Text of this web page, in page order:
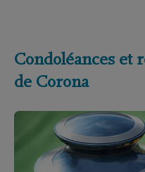
Condoléances et
de Corona